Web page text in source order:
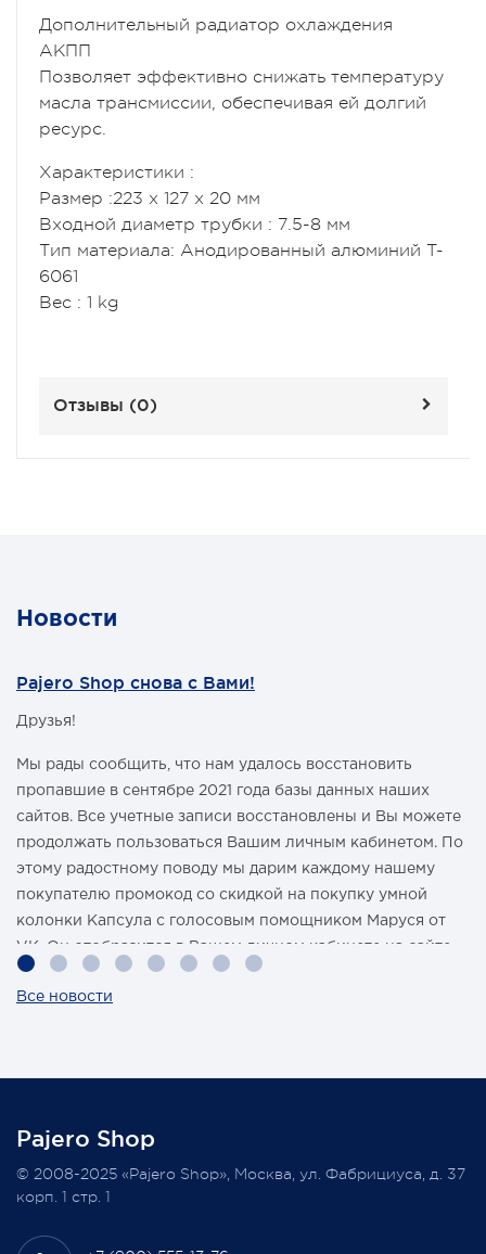
Дополнительный радиатор охлаждения
АКПП
Позволяет эффективно снижать температуру
масла трансмиссии, обеспечивая ей долгий
ресурс.
Характеристики :
Размер :223 х 127 х 20 мм
Входной диаметр трубки : 7.5-8 мм
Тип материала: Анодированный алюминий T-
6061
Вес : 1 kg
Отзывы (0)
Новости
Pajero Shop снова с Вами!
Друзья!
Мы рады сообщить, что нам удалось восстановить
пропавшие в сентябре 2021 года базы данных наших
сайтов. Все учетные записи восстановлены и Вы можете
продолжать пользоваться Вашим личным кабинетом. По
этому радостному поводу мы дарим каждому нашему
покупателю промокод со скидкой на покупку умной
колонки Капсула с голосовым помощником Маруся от
VK. Он отобразится в Вашем личном кабинете на сайте
магазина Pajero Shop 14 февраля.
Всегда Ваш, Pajero Shop
3 февраля 2022
Все новости
Pajero Shop
© 2008-2025 «Pajero Shop», Москва, ул. Фабрициуса, д. 37
корп. 1 стр. 1